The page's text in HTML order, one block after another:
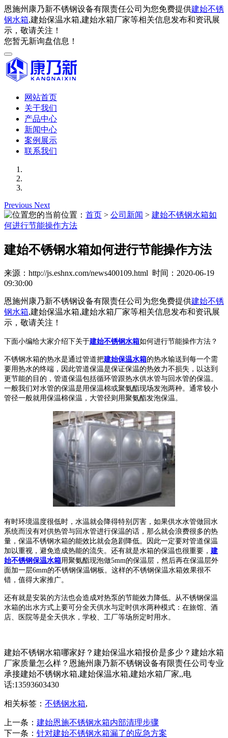
恩施州康乃新不锈钢设备有限责任公司为您免费提供建始不锈
钢水箱,建始保温水箱,建始水箱厂家等相关信息发布和资讯展
示，敬请关注！
您暂无新询盘信息！
网站首页
关于我们
产品中心
新闻中心
案例展示
联系我们
Previous Next
您的当前位置： 首页 > 公司新闻 > 建始不锈钢水箱如
何进行节能操作方法
建始不锈钢水箱如何进行节能操作方法
来源：http://js.eshnx.com/news400109.html 时间：2020-06-19
09:30:00
恩施州康乃新不锈钢设备有限责任公司为您免费提供建始不锈
钢水箱,建始保温水箱,建始水箱厂家等相关信息发布和资讯展
示，敬请关注！
下面小编给大家介绍下关于建始不锈钢水箱如何进行节能操作方法？
不锈钢水箱的热水是通过管道把建始保温水箱的热水输送到每一个需
要用热水的终端，因此管道保温是保证保温的热效力不损失，以达到
更节能的目的，管道保温包括循环管跟热水供水管与回水管的保温。
一般我们对水管的保温是用保温棉或聚氨酯现场发泡两种。通常较小
管径一般就用保温棉保温，大管径则用聚氨酯发泡保温。
有时环境温度很低时，水温就会降得特别厉害，如果供水水管做回水
系统而没有对供热管与回水管进行保温的话，那么就会浪费很多的热
量，保温不锈钢水箱的能效比就会急剧降低。因此一定要对管道保温
加以重视，避免造成热能的流失。还有就是水箱的保温也很重要， 建
始不锈钢保温水箱用聚氨酯现泡做5mm的保温层，然后再在保温层外
面加一层6mm的不锈钢保温钢板。这样的不锈钢保温水箱效果很不
错，值得大家推广。
还有就是安装的方法也会造成对热泵的节能效力降低。从不锈钢保温
水箱的出水方式上要可分全天供水与定时供水两种模式：在旅馆、酒
店、医院等是全天供水，学校、工厂等场所定时用水。
建始不锈钢水箱哪家好？建始保温水箱报价是多少？建始水箱
厂家质量怎么样？恩施州康乃新不锈钢设备有限责任公司专业
承接建始不锈钢水箱,建始保温水箱,建始水箱厂家,,电
话:13593603430
相关标签： 不锈钢水箱,
上一条： 建始恩施不锈钢水箱内部清理步骤
下一条： 针对建始不锈钢水箱漏了的应急方案